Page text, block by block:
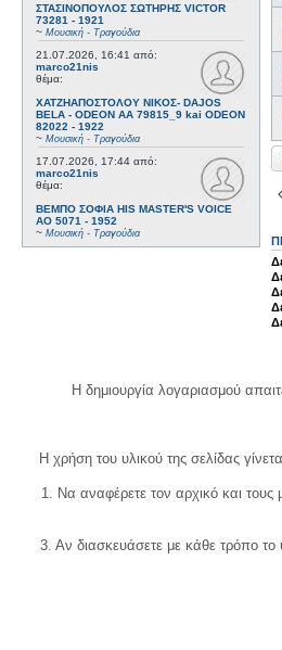
ΣΤΑΣΙΝΟΠΟΥΛΟΣ ΣΩΤΗΡΗΣ VICTOR
73281 - 1921
~ Μουσική - Τραγούδια
21.07.2026, 16:41 από:
marco21nis
θέμα:
ΧΑΤΖΗΑΠΟΣΤΟΛΟΥ ΝΙΚΟΣ- DAJOS
BELA - ODEON AA 79815_9 kai ODEON
82022 - 1922
~ Μουσική - Τραγούδια
17.07.2026, 17:44 από:
marco21nis
θέμα:
ΒΕΜΠΟ ΣΟΦΙΑ HIS MASTER'S VOICE
AO 5071 - 1952
~ Μουσική - Τραγούδια
Η δημιουργία λογαριασμού
Η χρήση του υλικού της σελίδας
1. Να αναφέρετε τον αρχικό και
3. Αν διασκευάσετε με κάθε τρόπο το